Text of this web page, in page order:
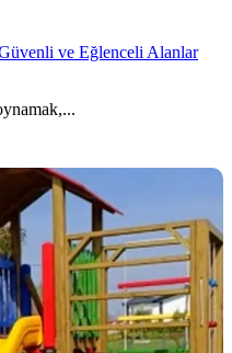
ve Eğlenceli Alanlar
...